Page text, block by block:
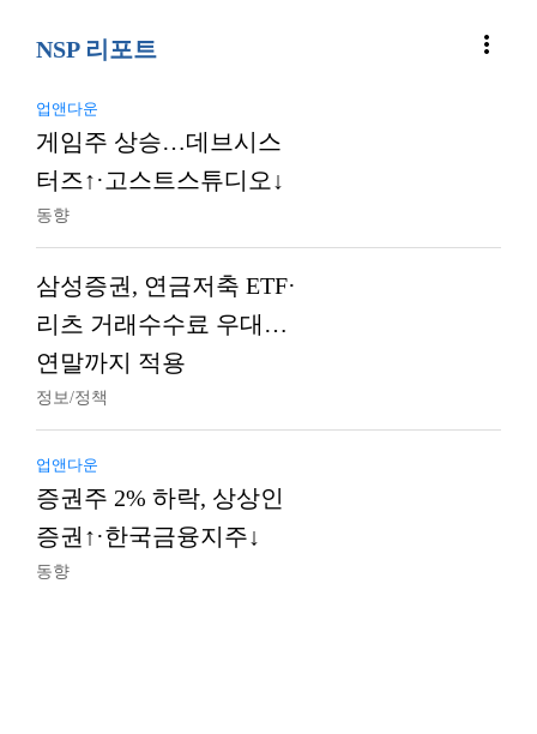
NSP 리포트 more_vert
업앤다운
게임주 상승…데브시스
터즈↑·고스트스튜디오↓
동향
삼성증권, 연금저축 ETF·
리츠 거래수수료 우대…
연말까지 적용
정보/정책
업앤다운
증권주 2% 하락, 상상인
증권↑·한국금융지주↓
동향